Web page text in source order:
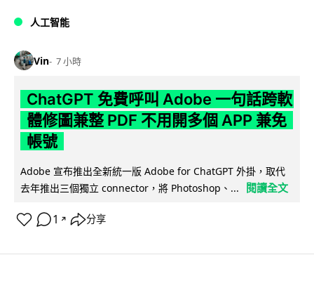
人工智能
Vin 7 小時
ChatGPT 免費呼叫 Adobe 一句話跨軟
體修圖兼整 PDF 不用開多個 APP 兼免
帳號
Adobe 宣布推出全新統一版 Adobe for ChatGPT 外掛，取代
去年推出三個獨立 connector，將 Photoshop、...
閱讀全文
1 ↗ 分享